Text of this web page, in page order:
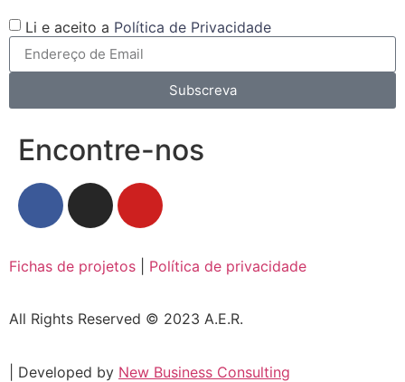
Li e aceito a Política de Privacidade
Subscreva
Encontre-nos
Fichas de projetos Política de privacidade
All Rights Reserved © 2023 A.E.R.
| Developed by New Business Consulting